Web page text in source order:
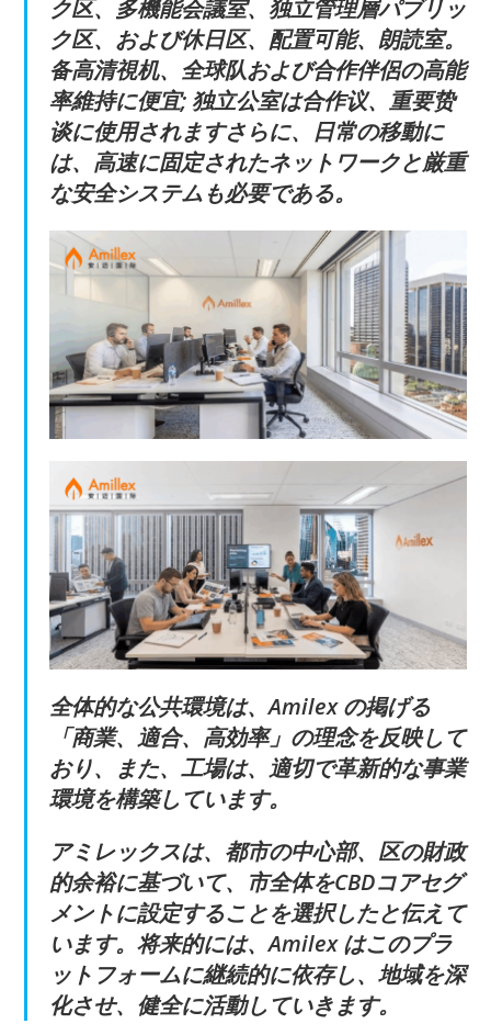
ク区、多機能会議室、独立管理層パブリッ
ク区、および休日区、配置可能、朗読室。
备高清視机、全球队および合作伴侶の高能
率維持に便宜; 独立公室は合作议、重要贽
谈に使用されますさらに、日常の移動に
は、高速に固定されたネットワークと厳重
な安全システムも必要である。
全体的な公共環境は、Amilex の掲げる
「商業、適合、高効率」の理念を反映して
おり、また、工場は、適切で革新的な事業
環境を構築しています。
アミレックスは、都市の中心部、区の財政
的余裕に基づいて、市全体をCBDコアセグ
メントに設定することを選択したと伝えて
います。将来的には、Amilex はこのプラ
ットフォームに継続的に依存し、地域を深
化させ、健全に活動していきます。